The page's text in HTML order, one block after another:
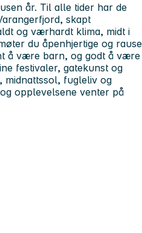
år. Til alle tider har de
skapt
og værhardt klima, midt i
du åpenhjertige og rause
å være barn, og godt å være
festivaler, gatekunst og
midnattssol, fugleliv og
opplevelsene venter på